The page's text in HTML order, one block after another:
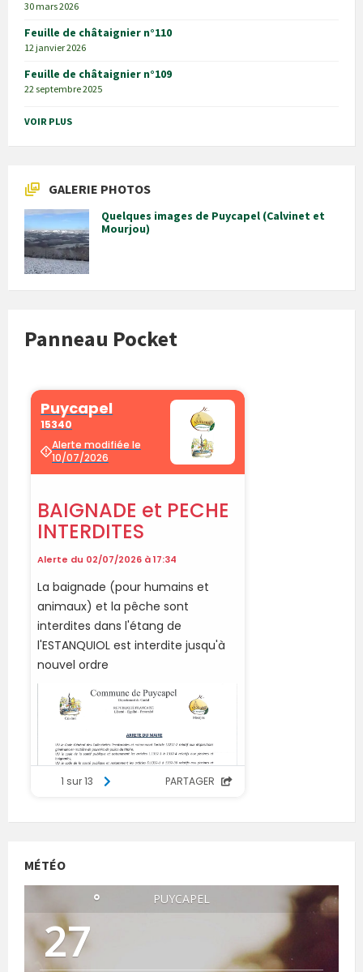
30 mars 2026
Feuille de châtaignier n°110
12 janvier 2026
Feuille de châtaignier n°109
22 septembre 2025
VOIR PLUS
GALERIE PHOTOS
Quelques images de Puycapel (Calvinet et
Mourjou)
Panneau Pocket
MÉTÉO
PUYCAPEL
27
°